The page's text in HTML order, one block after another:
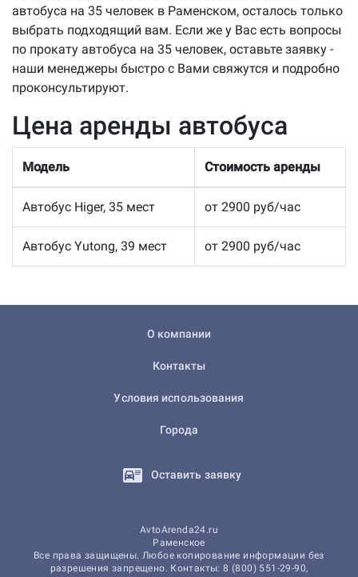
автобуса на 35 человек в Раменском, осталось только
выбрать подходящий вам. Если же у Вас есть вопросы
по прокату автобуса на 35 человек, оставьте заявку -
наши менеджеры быстро с Вами свяжутся и подробно
проконсультируют.
Цена аренды автобуса
Модель Стоимость аренды
Автобус Higer, 35 мест от 2900 руб/час
Автобус Yutong, 39 мест от 2900 руб/час
О компании
Контакты
Условия использования
Города
Оставить заявку
AvtoArenda24.ru
Раменское
Все права защищены. Любое копирование информации без
разрешения запрещено. Контакты: 8 (800) 551-29-90,